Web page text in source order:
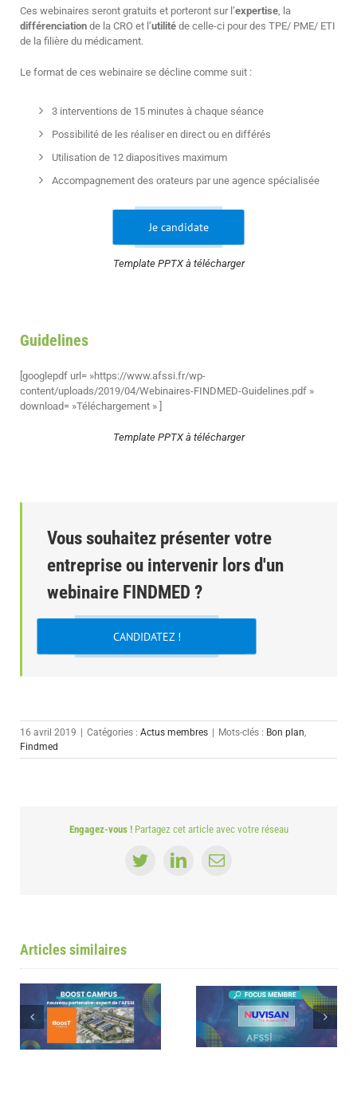
Ces webinaires seront gratuits et porteront sur l’expertise, la
différenciation de la CRO et l’utilité de celle-ci pour des TPE/ PME/ ETI
de la filière du médicament.
Le format de ces webinaire se décline comme suit :
3 interventions de 15 minutes à chaque séance
Possibilité de les réaliser en direct ou en différés
Utilisation de 12 diapositives maximum
Accompagnement des orateurs par une agence spécialisée
Je candidate
Template PPTX à télécharger
Guidelines
[googlepdf url= »https://www.afssi.fr/wp-
content/uploads/2019/04/Webinaires-FINDMED-Guidelines.pdf »
download= »Téléchargement » ]
Template PPTX à télécharger
Vous souhaitez présenter votre
entreprise ou intervenir lors d'un
webinaire FINDMED ?
CANDIDATEZ !
16 avril 2019 Catégories : Actus membres Mots-clés : Bon plan,
Findmed
Engagez-vous !Partagez cet article avec votre réseau
TwitterLinkedInEmail
Articles similaires
Focus sur les membres AFSSI –
Nuvisan
Biotech One rejoint les membres